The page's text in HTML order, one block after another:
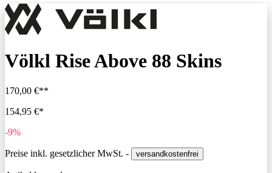
Völkl Rise Above 88 Skins
170,00 €**
154,95 €*
-9%
Preise inkl. gesetzlicher MwSt. - versandkostenfrei